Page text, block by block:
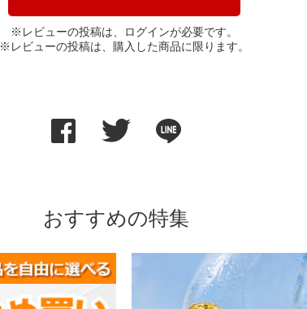
※レビューの投稿は、ログインが必要です。
※レビューの投稿は、購入した商品に限ります。
おすすめの特集